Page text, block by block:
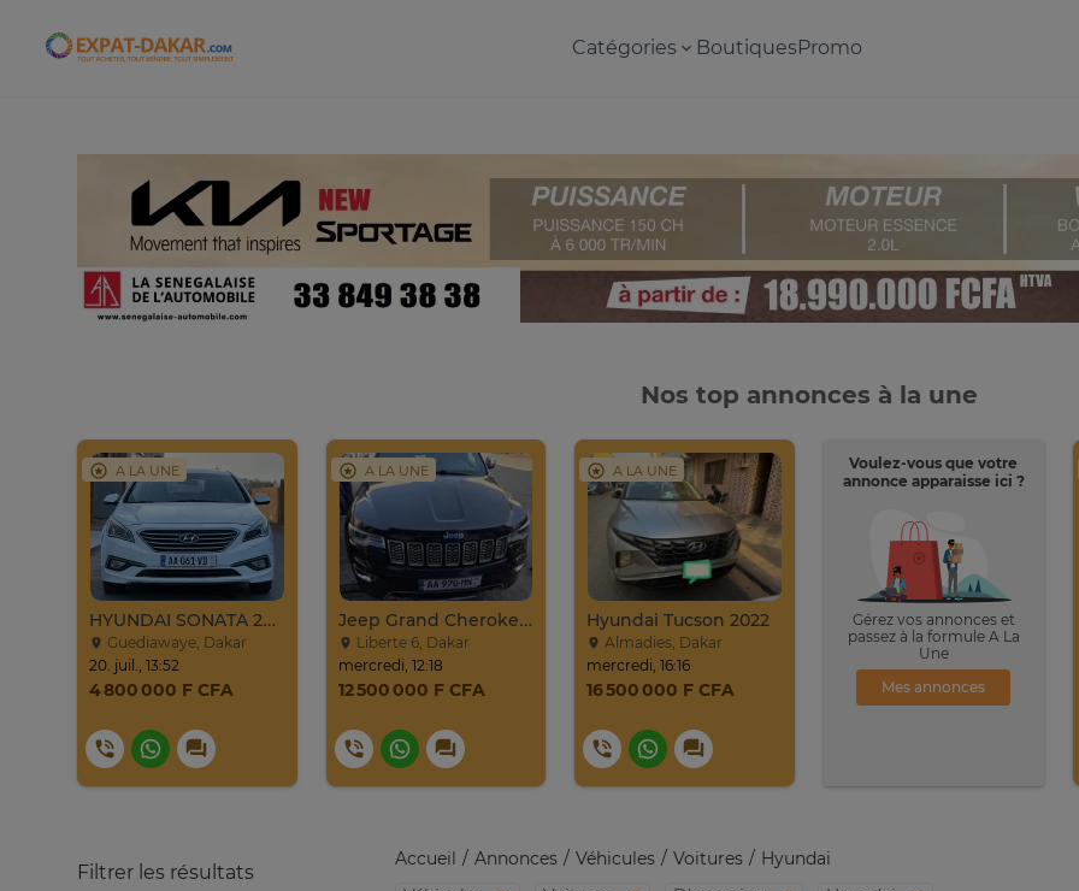
Expat-Dakar Catégories BoutiquesPromo
Nos top annonces à la une
A LA UNE
HYUNDAI SONATA 2016
Guediawaye, Dakar
20. juil., 13:52
4 800 000 F CFA
A LA UNE
Jeep Grand Cherokee Overland 2019 À Vendre
Liberte 6, Dakar
mercredi, 12:18
12 500 000 F CFA
A LA UNE
Hyundai Tucson 2022
Almadies, Dakar
mercredi, 16:16
16 500 000 F CFA
Voulez-vous que votre
annonce apparaisse ici ?
Gérez vos annonces et
passez à la formule A La
Une
Mes annonces
Accueil Annonces Véhicules Voitures
Hyundai
Filtrer les résultats